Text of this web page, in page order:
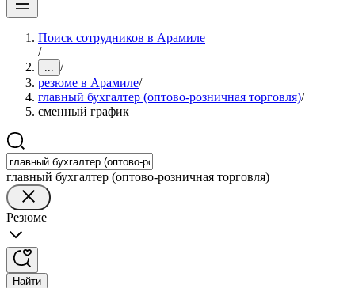
Поиск сотрудников в Арамиле
/
... /
резюме в Арамиле/
главный бухгалтер (оптово-розничная торговля)/
сменный график
главный бухгалтер (оптово-розничная торговля)
Резюме
Найти